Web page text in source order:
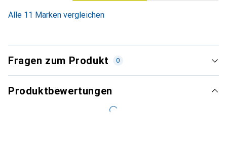
Alle 11 Marken vergleichen
Fragen zum Produkt 0
Produktbewertungen